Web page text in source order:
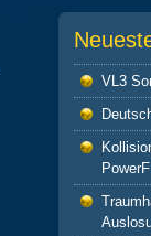
VL3